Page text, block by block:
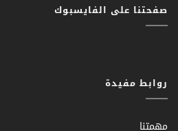
صفحتنا على الفايسبوك
روابط مفيدة
مهمتنا